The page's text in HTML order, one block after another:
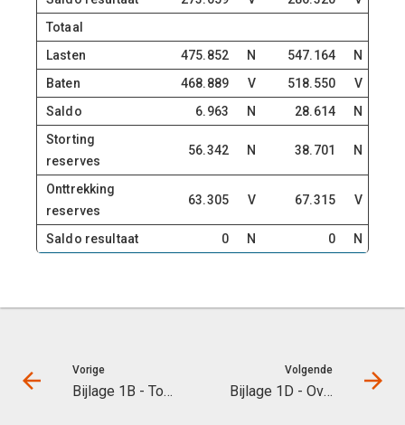
Totaal
Lasten
475.852 N 547.164
N
Baten
468.889 V 518.550
V
Saldo
6.963 N 28.614
N
Storting
reserves
56.342 N 38.701 N
Onttrekking
reserves
63.305 V 67.315 V
Saldo resultaat 0 N 0 N
Vorige
Bijlage 1B - Totaaloverzicht programmaplannen
Volgende
Bijlage 1D - Overzicht algemene dekkingsmiddelen